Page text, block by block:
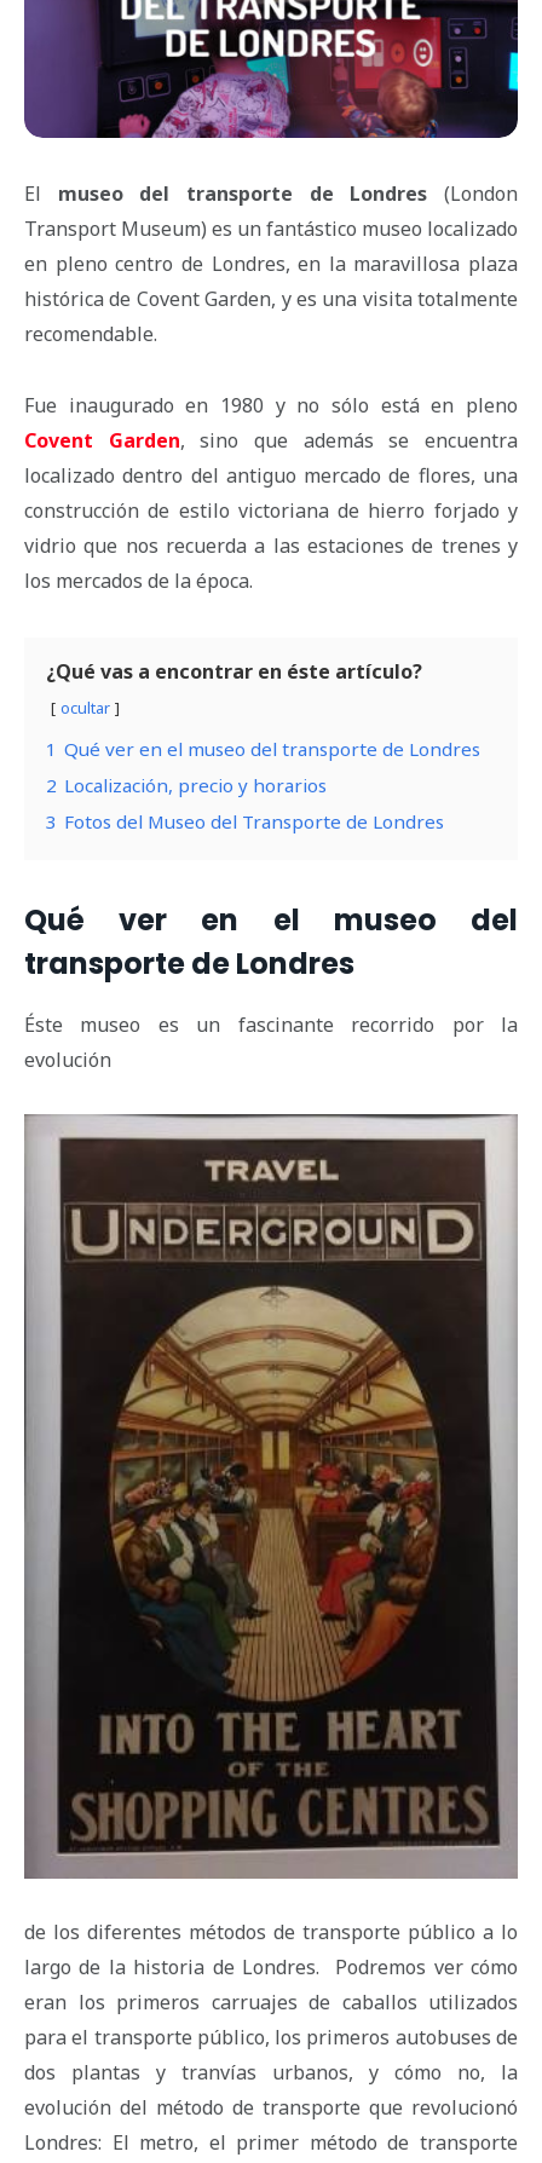
El museo del transporte de Londres (London
Transport Museum) es un fantástico museo localizado
en pleno centro de Londres, en la maravillosa plaza
histórica de Covent Garden, y es una visita totalmente
recomendable.
Fue inaugurado en 1980 y no sólo está en pleno
Covent Garden, sino que además se encuentra
localizado dentro del antiguo mercado de flores, una
construcción de estilo victoriana de hierro forjado y
vidrio que nos recuerda a las estaciones de trenes y
los mercados de la época.
¿Qué vas a encontrar en éste artículo?
ocultar
1 Qué ver en el museo del transporte de Londres
2 Localización, precio y horarios
3 Fotos del Museo del Transporte de Londres
Qué ver en el museo del
transporte de Londres
Éste museo es un fascinante recorrido por la
evolución
de los diferentes métodos de transporte público a lo
largo de la historia de Londres. Podremos ver cómo
eran los primeros carruajes de caballos utilizados
para el transporte público, los primeros autobuses de
dos plantas y tranvías urbanos, y cómo no, la
evolución del método de transporte que revolucionó
Londres: El metro, el primer método de transporte